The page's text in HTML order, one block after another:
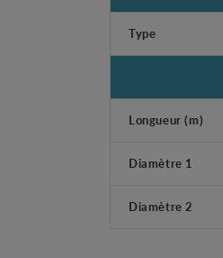
Type
Longueur (m)
Diamètre 1
Diamètre 2